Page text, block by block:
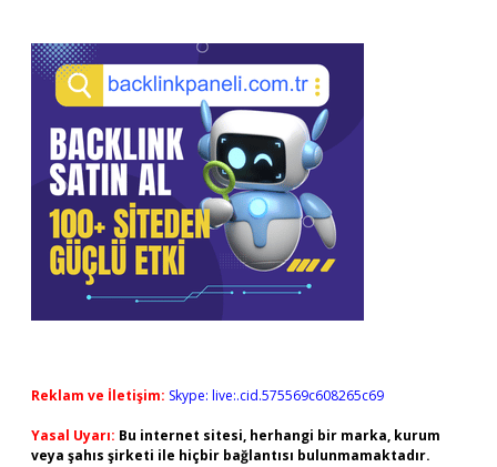
Reklam ve İletişim: Skype: live:.cid.575569c608265c69
Yasal Uyarı: Bu internet sitesi, herhangi bir marka, kurum
veya şahıs şirketi ile hiçbir bağlantısı bulunmamaktadır.